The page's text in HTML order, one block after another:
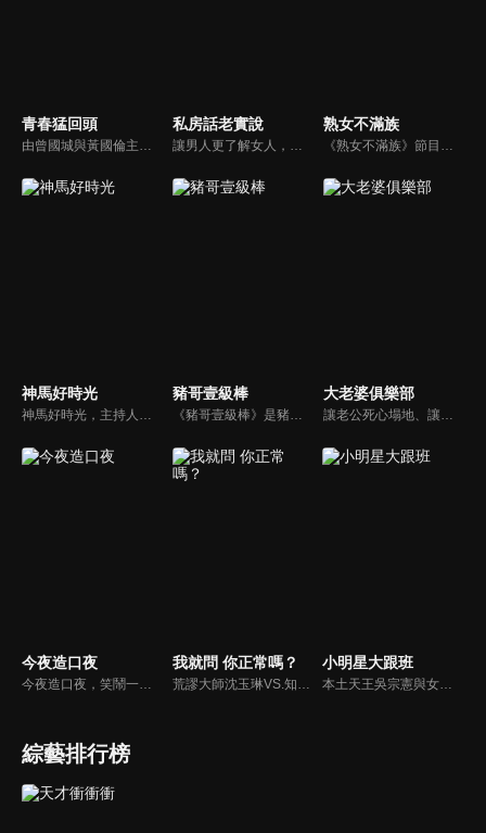
青春猛回頭
由曾國城與黃國倫主持，節目中邀請20位20歲以下青少年組成青春團，另一邊則為年紀相較成熟的藝人來賓為不老團，每集分別就一件青少年必定遇見的事件討論，看兩個不同年代的人們，所擁有的不同看法與立場。帶領讓觀眾一起回到那些年的青春歲月！
私房話老實說
讓男人更了解女人，女人更了解自己 ，揭密女性私房話，讓療癒專家教你更愛自己！由于美人和納豆攜手主持，更多你想知道的女性私密話題都在《私房話老實說》。
熟女不滿族
《熟女不滿族》節目主題均有關25-49歲的未婚女性，這些熟女們漂亮卻擔心嫁不出去，獨立卻希望有人疼，最怕寂寞，只能用工作填滿時間，她們是最矛盾最不滿足的一群人。
神馬好時光
神馬好時光，主持人為Lollipop-F的小煜、威廉以及蝴蝶姐姐。節目主打網路人氣正妹，每個神馬正妹各具特色和才藝，都會在節目中演出；節目除了會為觀眾介紹新奇的事物外，也會不定期介紹從未在電視上曝光的正妹，另外也將安排大牌藝人和神馬正妹即興演出，考驗她們的反應能力。
豬哥壹級棒
《豬哥壹級棒》是豬哥亮與苗可麗主持的大型綜藝節目，看秀場天王豬哥亮獨特的豬式詼諧，增添了真性情、真感動，來賓分享自身感人故事，節目笑中帶淚猶如一場真情三溫暖。
大老婆俱樂部
讓老公死心塌地、讓情場浪子甘心變成溫馴乖貓的女人們究竟有什麼驚人法寶？犀利又不失詼諧的訪談功力，加上爆炸性的辛辣話題，是您絕對不能錯過的節目。狄鶯、屈中恆聯手主持談話新節目《大老婆俱樂部》，辣媽狄鶯加上好好先生屈中恆，規劃每集都會邀請名人夫婦來討論現代婚姻的問題。
今夜造口夜
今夜造口夜，笑鬧一整夜。以網路自製嘲諷節目走紅、在網路擁有廣大支持群眾和影響力的主播「視網膜」，藉此一揉合綜藝與喜劇之談話性節目，帶觀眾以輕鬆之方式，瞭解時下最熱門、最能引起共鳴的社會議題、現象和人物。 多元的切入角度、最輕鬆易懂的議題剖析、言論尺度不設限！
我就問 你正常嗎？
荒謬大師沈玉琳VS.知性作家​​于美人，首次聯手主持！雙方展現犀利又幽默的獨特主持風格引爆辛辣話題！
小明星大跟班
本土天王吳宗憲與女兒吳姍儒（Sandy）搭檔主持，每集邀請來賓暢談演藝圈大小事，父女檔聯手笑果十足，老梗搭上新世代，最新組合強勢登場！
綜藝排行榜